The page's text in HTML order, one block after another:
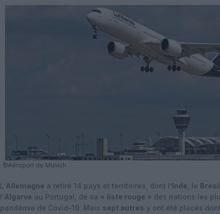
©Aéroport de Munich
L’Allemagne a retiré 14 pays et territoires, dont l’Inde , le Brésil
l’Algarve au Portugal, de sa « liste rouge » des nations les
pandémie de Covid-19. Mais sept autres y ont été placés